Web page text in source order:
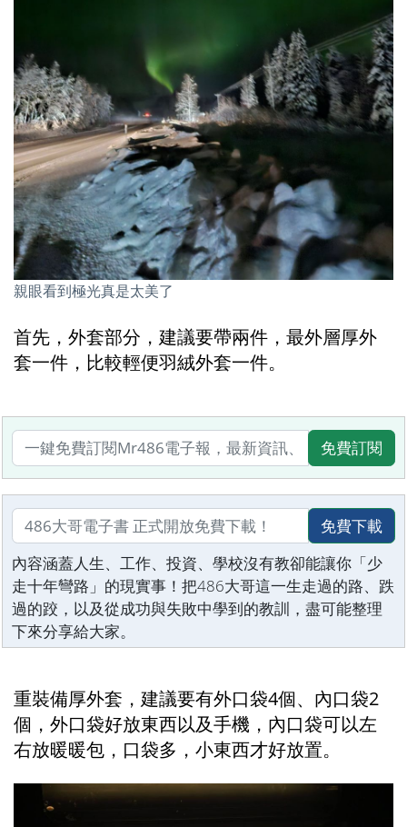
親眼看到極光真是太美了
首先，外套部分，建議要帶兩件，最外層厚外
套一件，比較輕便羽絨外套一件。
免費訂閱
免費下載
內容涵蓋人生、工作、投資、學校沒有教卻能讓你「少
走十年彎路」的現實事！把486大哥這一生走過的路、跌
過的跤，以及從成功與失敗中學到的教訓，盡可能整理
下來分享給大家。
重裝備厚外套，建議要有外口袋4個、內口袋2
個，外口袋好放東西以及手機，內口袋可以左
右放暖暖包，口袋多，小東西才好放置。